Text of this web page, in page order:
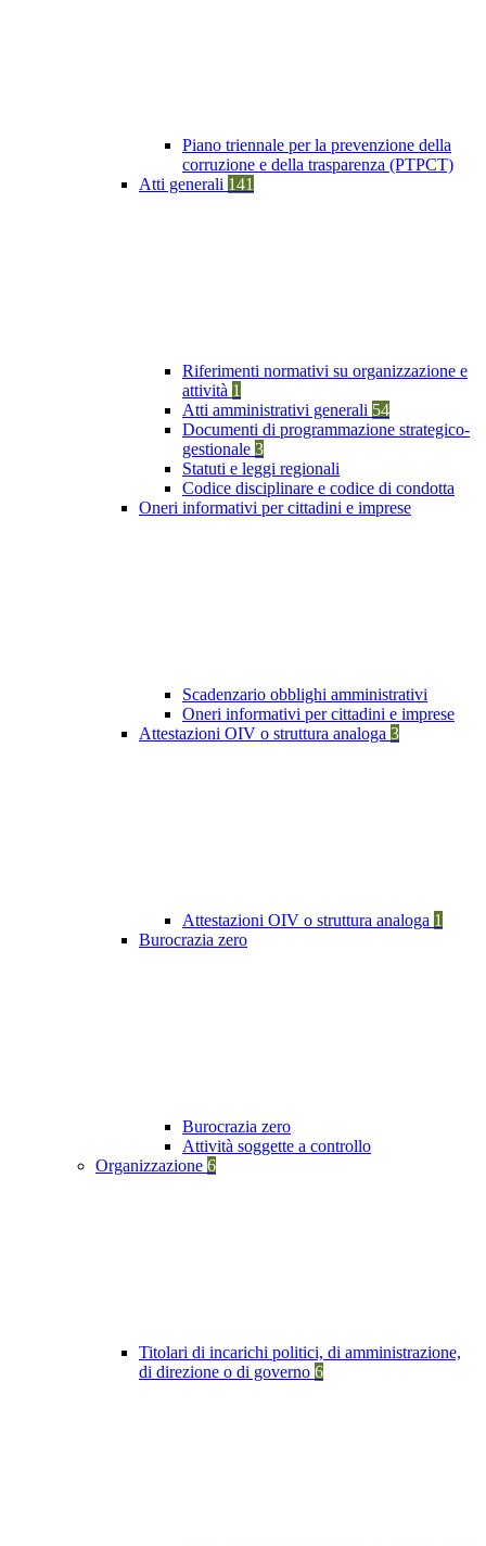
Piano triennale per la prevenzione della
corruzione e della trasparenza (PTPCT)
Atti generali 141
Riferimenti normativi su organizzazione e
attività 1
Atti amministrativi generali 54
Documenti di programmazione strategico-
gestionale 3
Statuti e leggi regionali
Codice disciplinare e codice di condotta
Oneri informativi per cittadini e imprese
Scadenzario obblighi amministrativi
Oneri informativi per cittadini e imprese
Attestazioni OIV o struttura analoga 3
Attestazioni OIV o struttura analoga 1
Burocrazia zero
Burocrazia zero
Attività soggette a controllo
Organizzazione 6
Titolari di incarichi politici, di amministrazione,
di direzione o di governo 6